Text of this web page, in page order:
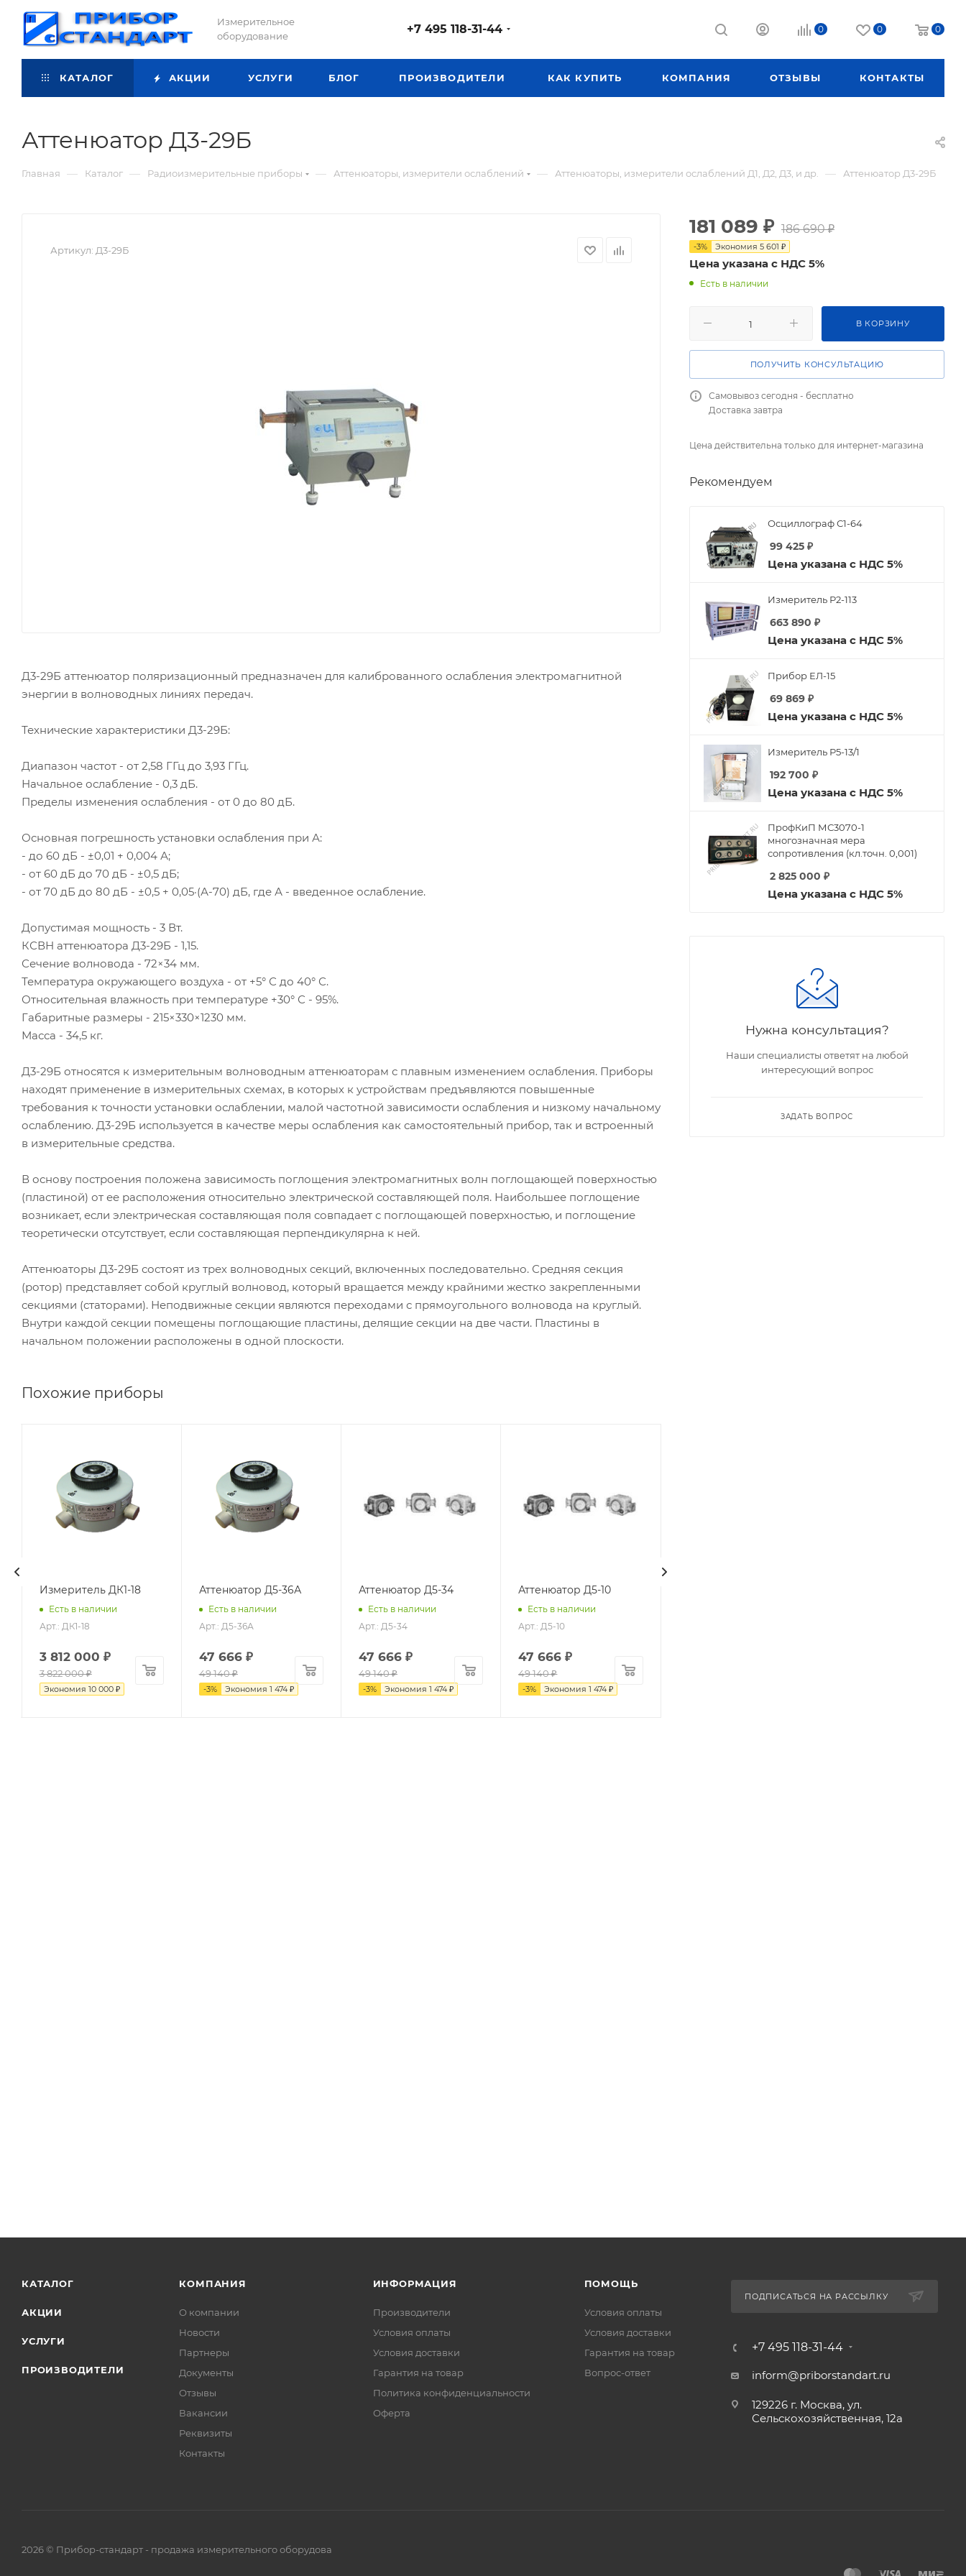
Измерительное
оборудование
+7 495 118-31-44 0 0 0
КАТАЛОГ АКЦИИ УСЛУГИ БЛОГ ПРОИЗВОДИТЕЛИ КАК КУПИТЬ КОМПАНИЯ ОТЗЫВЫ КОНТАКТЫ
Аттенюатор Д3-29Б
Главная — Каталог — Радиоизмерительные приборы — Аттенюаторы, измерители ослаблений — Аттенюаторы, измерители ослаблений Д1, Д2, Д3, и др. — Аттенюатор Д3-29Б
Артикул: Д3-29Б
Д3-29Б аттенюатор поляризационный предназначен для калиброванного ослабления электромагнитной
энергии в волноводных линиях передач.
Технические характеристики Д3-29Б:
Диапазон частот - от 2,58 ГГц до 3,93 ГГц.
Начальное ослабление - 0,3 дБ.
Пределы изменения ослабления - от 0 до 80 дБ.
Основная погрешность установки ослабления при А:
- до 60 дБ - ±0,01 + 0,004 А;
- от 60 дБ до 70 дБ - ±0,5 дБ;
- от 70 дБ до 80 дБ - ±0,5 + 0,05·(А-70) дБ, где А - введенное ослабление.
Допустимая мощность - 3 Вт.
КСВН аттенюатора Д3-29Б - 1,15.
Сечение волновода - 72×34 мм.
Температура окружающего воздуха - от +5° С до 40° С.
Относительная влажность при температуре +30° С - 95%.
Габаритные размеры - 215×330×1230 мм.
Масса - 34,5 кг.
Д3-29Б относятся к измерительным волноводным аттенюаторам с плавным изменением ослабления. Приборы
находят применение в измерительных схемах, в которых к устройствам предъявляются повышенные
требования к точности установки ослаблении, малой частотной зависимости ослабления и низкому начальному
ослаблению. Д3-29Б используется в качестве меры ослабления как самостоятельный прибор, так и встроенный
в измерительные средства.
В основу построения положена зависимость поглощения электромагнитных волн поглощающей поверхностью
(пластиной) от ее расположения относительно электрической составляющей поля. Наибольшее поглощение
возникает, если электрическая составляющая поля совпадает с поглощающей поверхностью, и поглощение
теоретически отсутствует, если составляющая перпендикулярна к ней.
Аттенюаторы Д3-29Б состоят из трех волноводных секций, включенных последовательно. Средняя секция
(ротор) представляет собой круглый волновод, который вращается между крайними жестко закрепленными
секциями (статорами). Неподвижные секции являются переходами с прямоугольного волновода на круглый.
Внутри каждой секции помещены поглощающие пластины, делящие секции на две части. Пластины в
начальном положении расположены в одной плоскости.
Похожие приборы
Измеритель ДК1-18
Есть в наличии
Арт.: ДК1-18
3 812 000 ₽
3 822 000₽
Экономия 10 000₽
Аттенюатор Д5-36А
Есть в наличии
Арт.: Д5-36А
47 666₽
49 140₽
-3% Экономия 1 474₽
Аттенюатор Д5-34
Есть в наличии
Арт.: Д5-34
47 666 ₽
49 140₽
-3% Экономия 1 474 ₽
Аттенюатор Д5-10
Есть в наличии
Арт.: Д5-10
47 666 ₽
49 140₽
-3% Экономия 1 474 ₽
181 089 ₽ 186 690₽
-3% Экономия 5 601 ₽
Цена указана с НДС 5%
Есть в наличии
В КОРЗИНУ
ПОЛУЧИТЬ КОНСУЛЬТАЦИЮ
Самовывоз сегодня - бесплатно
Доставка завтра
Цена действительна только для интернет-магазина
Рекомендуем
Осциллограф С1-64
99 425 ₽
Цена указана с НДС 5%
Измеритель Р2-113
663 890 ₽
Цена указана с НДС 5%
Прибор ЕЛ-15
69 869 ₽
Цена указана с НДС 5%
Измеритель Р5-13/1
192 700 ₽
Цена указана с НДС 5%
ПрофКиП МС3070-1
многозначная мера
сопротивления (кл.точн. 0,001)
2 825 000 ₽
Цена указана с НДС 5%
Нужна консультация?
Наши специалисты ответят на любой
интересующий вопрос
ЗАДАТЬ ВОПРОС
КАТАЛОГ
АКЦИИ
УСЛУГИ
ПРОИЗВОДИТЕЛИ
КОМПАНИЯ
О компании
Новости
Партнеры
Документы
Отзывы
Вакансии
Реквизиты
Контакты
ИНФОРМАЦИЯ
Производители
Условия оплаты
Условия доставки
Гарантия на товар
Политика конфиденциальности
Оферта
ПОМОЩЬ
Условия оплаты
Условия доставки
Гарантия на товар
Вопрос-ответ
ПОДПИСАТЬСЯ НА РАССЫЛКУ
+7 495 118-31-44
inform@priborstandart.ru
129226 г. Москва, ул.
Сельскохозяйственная, 12а
2026 © Прибор-стандарт - продажа измерительного оборудова